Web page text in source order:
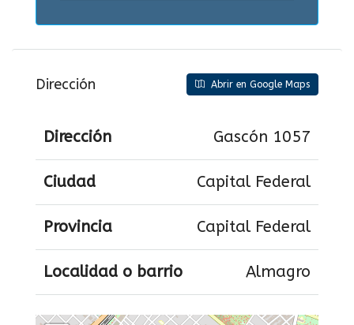
Dirección Abrir en Google Maps
Dirección Gascón 1057
Ciudad Capital Federal
Provincia Capital Federal
Localidad o barrio Almagro